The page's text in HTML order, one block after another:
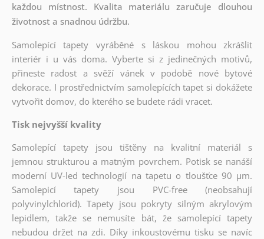
každou místnost. Kvalita materiálu zaručuje dlouhou
životnost a snadnou údržbu.
Samolepící tapety vyráběné s láskou mohou zkrášlit
interiér i u vás doma. Vyberte si z jedinečných motivů,
přineste radost a svěží vánek v podobě nové bytové
dekorace. I prostřednictvím samolepících tapet si dokážete
vytvořit domov, do kterého se budete rádi vracet.
Tisk nejvyšší kvality
Samolepící tapety jsou tištěny na kvalitní materiál s
jemnou strukturou a matným povrchem. Potisk se nanáší
moderní UV-led technologií na tapetu o tloušťce 90 µm.
Samolepicí tapety jsou PVC-free (neobsahují
polyvinylchlorid). Tapety jsou pokryty silným akrylovým
lepidlem, takže se nemusíte bát, že samolepící tapety
nebudou držet na zdi. Díky inkoustovému tisku se navíc